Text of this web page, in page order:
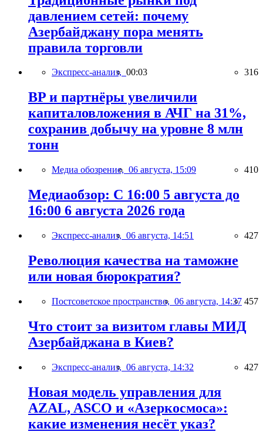
давлением сетей: почему
Азербайджану пора менять
правила торговли
Экспресс-анализ, 00:03 316
BP и партнёры увеличили
капиталовложения в АЧГ на 31%,
сохранив добычу на уровне 8 млн
тонн
Медиа обозрение, 06 августа, 15:09 410
Медиаобзор: С 16:00 5 августа до
16:00 6 августа 2026 года
Экспресс-анализ, 06 августа, 14:51 427
Революция качества на таможне
или новая бюрократия?
Постсоветское пространство, 06 августа, 14:37 457
Что стоит за визитом главы МИД
Азербайджана в Киев?
Экспресс-анализ, 06 августа, 14:32 427
Новая модель управления для
AZAL, ASCO и «Азеркосмоса»:
какие изменения несёт указ?